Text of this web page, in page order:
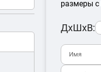
размеры с
ДхШхВ: